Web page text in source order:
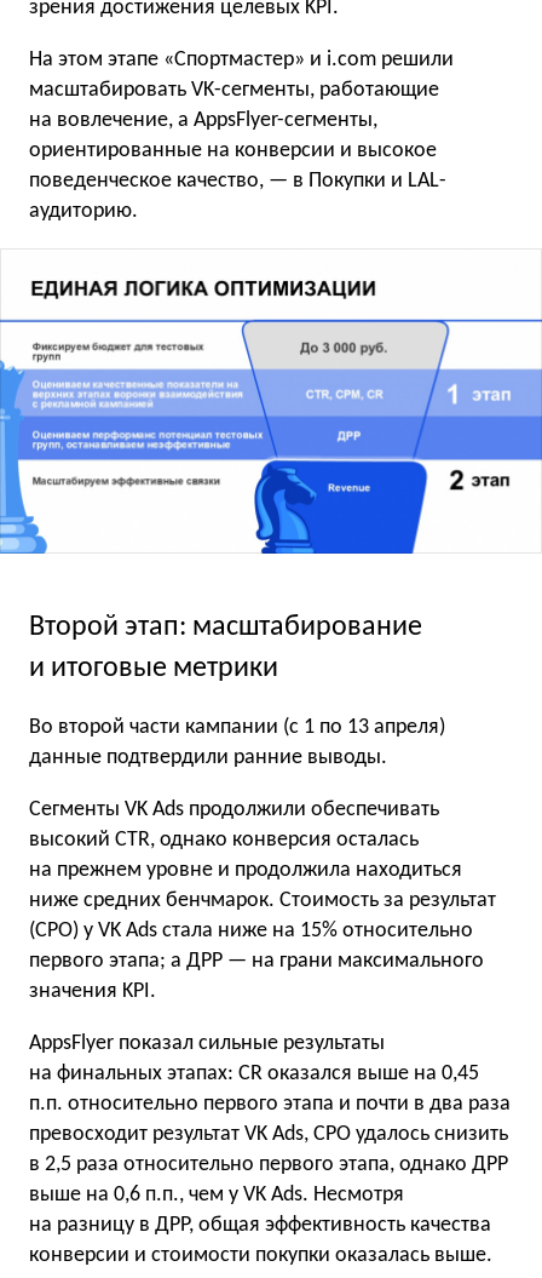
зрения достижения целевых KPI.
На этом этапе «Спортмастер» и i.com решили
масштабировать VK-сегменты, работающие
на вовлечение, а AppsFlyer-сегменты,
ориентированные на конверсии и высокое
поведенческое качество, — в Покупки и LAL-
аудиторию.
Второй этап: масштабирование
и итоговые метрики
Во второй части кампании (с 1 по 13 апреля)
данные подтвердили ранние выводы.
Сегменты VK Ads продолжили обеспечивать
высокий CTR, однако конверсия осталась
на прежнем уровне и продолжила находиться
ниже средних бенчмарок. Стоимость за результат
(CPO) у VK Ads стала ниже на 15% относительно
первого этапа; а ДРР — на грани максимального
значения KPI.
AppsFlyer показал сильные результаты
на финальных этапах: CR оказался выше на 0,45
п.п. относительно первого этапа и почти в два раза
превосходит результат VK Ads, CPO удалось снизить
в 2,5 раза относительно первого этапа, однако ДРР
выше на 0,6 п.п., чем у VK Ads. Несмотря
на разницу в ДРР, общая эффективность качества
конверсии и стоимости покупки оказалась выше.